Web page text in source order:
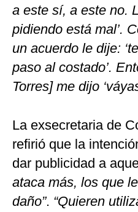
a este sí, a este no.
pidiendo está mal’.
un acuerdo le dije:
paso al costado’.
Torres] me dijo
La exsecretaria de
refirió que la
dar publicidad a
ataca más, los que
daño”. “Quieren